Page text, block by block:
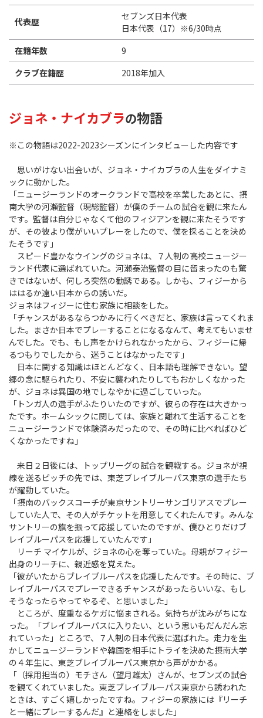
代表歴
セブンズ日本代表
日本代表（17）※6/30時点
在籍年数
9
クラブ在籍歴
2018年加入
ジョネ・ナイカブラの物語
※この物語は2022-2023シーズンにインタビューした内容です
思いがけない出会いが、ジョネ・ナイカブラの人生をダイナミ
ックに動かした。
「ニュージーランドのオークランドで高校を卒業したあとに、摂
南大学の河瀬監督（現総監督）が僕のチームの試合を観に来たん
です。監督は自分じゃなくて他のフィジアンを観に来たそうです
が、その彼より僕がいいプレーをしたので、僕を採ることを決め
たそうです」
スピード豊かなウイングのジョネは、７人制の高校ニュージー
ランド代表に選ばれていた。河瀬泰治監督の目に留まったのも驚
きではないが、何しろ突然の勧誘である。しかも、フィジーから
ははるか遠い日本からの誘いだ。
ジョネはフィジーに住む家族に相談をした。
「チャンスがあるならつかみに行くべきだと、家族は言ってくれま
した。まさか日本でプレーすることになるなんて、考えてもいませ
んでした。でも、もし声をかけられなかったから、フィジーに帰
るつもりでしたから、迷うことはなかったです」
日本に関する知識はほとんどなく、日本語も理解できない。望
郷の念に駆られたり、不安に襲われたりしてもおかしくなかった
が、ジョネは異国の地でしなやかに過ごしていった。
「トンガ人の選手がふたりいたのですが、彼らの存在は大きかっ
たです。ホームシックに関しては、家族と離れて生活することを
ニュージーランドで体験済みだったので、その時に比べればひど
くなかったですね」
来日２日後には、トップリーグの試合を観戦する。ジョネが視
線を送るピッチの先では、東芝ブレイブルーパス東京の選手たち
が躍動していた。
「摂南のバックスコーチが東京サントリーサンゴリアスでプレー
していた人で、その人がチケットを用意してくれたんです。みんな
サントリーの旗を振って応援していたのですが、僕ひとりだけブ
レイブルーパスを応援していたんです」
リーチ マイケルが、ジョネの心を奪っていた。母親がフィジー
出身のリーチに、親近感を覚えた。
「彼がいたからブレイブルーパスを応援したんです。その時に、ブ
レイブルーパスでプレーできるチャンスがあったらいいな、もし
そうなったらやってやるぞ、と思いました」
ところが、度重なるケガに悩まされる。気持ちが沈みがちにな
った。「ブレイブルーパスに入りたい、という思いもだんだん忘
れていった」ところで、７人制の日本代表に選ばれた。走力を生
かしてニュージーランドや韓国を相手にトライを決めた摂南大学
の４年生に、東芝ブレイブルーパス東京から声がかかる。
「（採用担当の）モチさん（望月雄太）さんが、セブンズの試合
を観てくれていました。東芝ブレイブルーパス東京から誘われた
ときは、すごく嬉しかったですね。フィジーの家族には『リーチ
と一緒にプレーするんだ』と連絡をしました」